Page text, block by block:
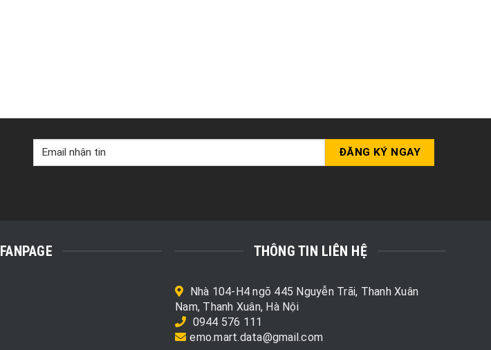
FANPAGE THÔNG TIN LIÊN HỆ
Nhà 104-H4 ngõ 445 Nguyễn Trãi, Thanh Xuân
Nam, Thanh Xuân, Hà Nội
0944 576 111
emo.mart.data@gmail.com